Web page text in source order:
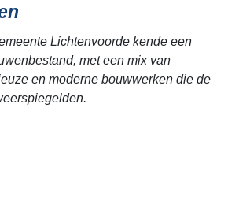
Lichtenvoorde kende een
met een mix van
en moderne bouwwerken die de